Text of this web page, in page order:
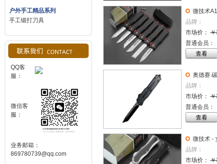
户外手工精品系列
手工锻打刀具
QQ客
服：
微信客
服：
业务邮箱：
869780739@qq.com
微技术
品牌：
市场价：
普通会员：
查看
奥德赛.
品牌：
市场价：
普通会员：
查看
微技术 -
品牌：
市场价：